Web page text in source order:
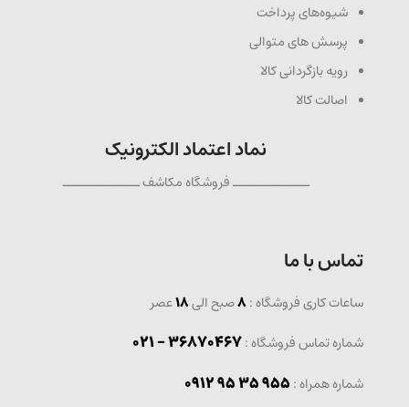
شیوه‌های پرداخت
پرسش های متوالی
رویه بازگردانی کالا
اصالت کالا
نماد اعتماد الکترونیک
ــــــــــــــ فروشگاه مکاشف ــــــــــــــ
تماس با ما
ساعات کاری فروشگاه :8صبح الی18عصر
شماره تماس فروشگاه :36870467 - 021
0912 95 35 955 : شماره همراه